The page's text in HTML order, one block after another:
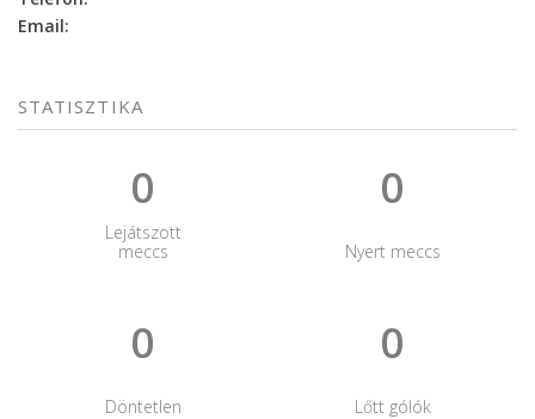
Email:
STATISZTIKA
0
Lejátszott
meccs
0
Nyert meccs
0
Döntetlen
0
Lőtt gólók